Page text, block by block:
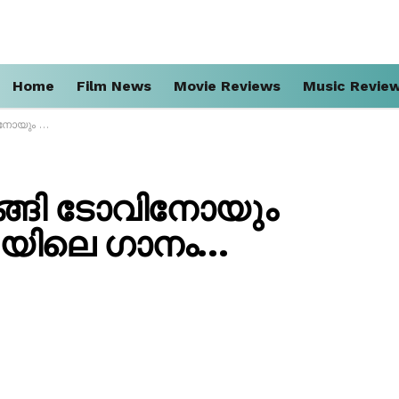
Home Film News Movie Reviews Music
ഗാനം…
ടോവിനോയും
ഗാനം…